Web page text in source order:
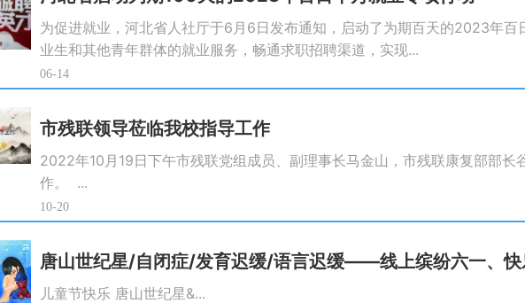
为促进就业，河北省人社厅于6月6日发布通知，启动了为期百天的2023年百
业生和其他青年群体的就业服务，畅通求职招聘渠道，实现...
06-14
市残联领导莅临我校指导工作
2022年10月19日下午市残联党组成员、副理事长马金山，市残联康复部部长
作。 ...
10-20
唐山世纪星/自闭症/发育迟缓/语言迟缓——线上缤纷六一、快
儿童节快乐 唐山世纪星&...